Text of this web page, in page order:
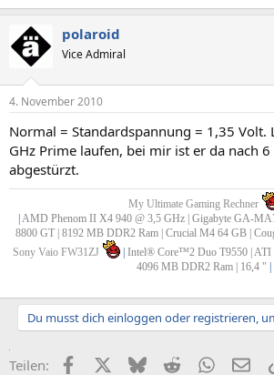
polaroid
Vice Admiral
4. November 2010
Normal = Standardspannung = 1,35 Volt.
GHz Prime laufen, bei mir ist er da nach 6
abgestürzt.
My Ultimate Gaming Rechner
| AMD Phenom II X4 940 @ 3,5 GHz | Gigabyte GA-
8800 GT | 8192 MB DDR2 Ram | Crucial M4 64 GB |
Sony Vaio FW31ZJ
| Intel® Core™2 Duo T9550 | ATI
4096 MB DDR2 Ram | 16,4 " |
Du musst dich einloggen oder registrieren,
Teilen: FacebookX (Twitter)
BlueskyReddit E-